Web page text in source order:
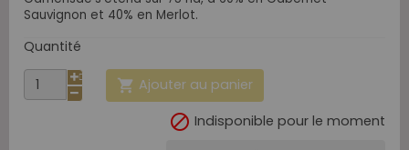
Sauvignon et 40% en Merlot.
Quantité
 Ajouter au panier
 Indisponible pour le moment